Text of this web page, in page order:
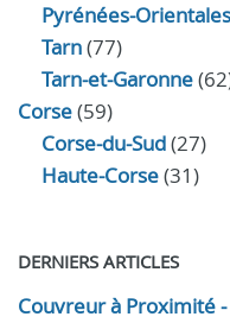
Pyrénées-Orientales
Tarn(77)
Tarn-et-Garonne
Corse(59)
Corse-du-Sud(27)
Haute-Corse(31)
DERNIERS ARTICLES
Couvreur à Proximité